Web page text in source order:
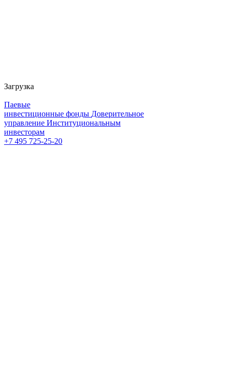
Загрузка
Паевые
инвестиционные фонды Доверительное
управление Институциональным
инвесторам
+7 495 725-25-20